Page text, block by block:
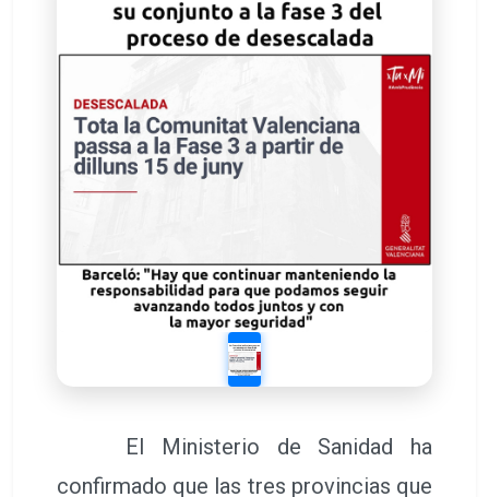
El Ministerio de Sanidad ha
confirmado que las tres provincias que